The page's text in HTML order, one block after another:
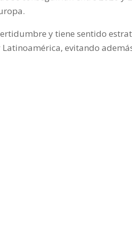
y tiene sentido
evitando